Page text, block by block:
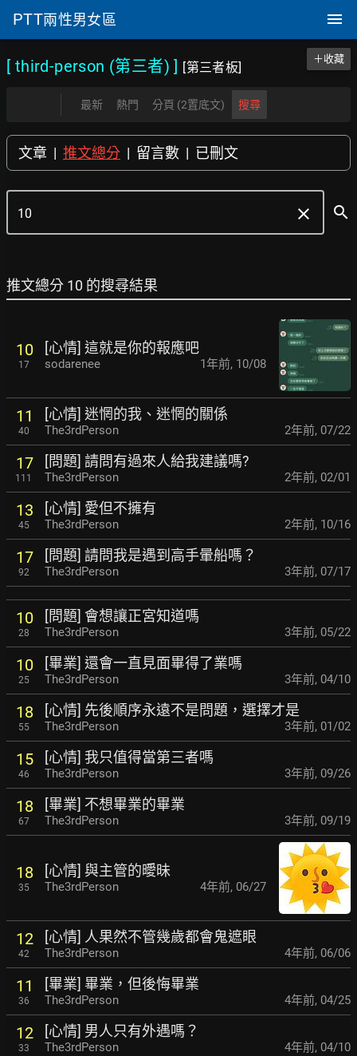
PTT兩性男女區
[ third-person (第三者) ] [第三者板]
＋收藏
最新 熱門 分頁 (2置底文) 搜尋
文章 | 推文總分 | 留言數 | 已刪文
clear search
推文總分 10 的搜尋結果
10
17
[心情] 這就是你的報應吧
sodarenee 1年前, 10/08
11
40
[心情] 迷惘的我、迷惘的關係
The3rdPerson 2年前, 07/22
17
111
[問題] 請問有過來人給我建議嗎?
The3rdPerson 2年前, 02/01
13
45
[心情] 愛但不擁有
The3rdPerson 2年前, 10/16
17
92
[問題] 請問我是遇到高手暈船嗎？
The3rdPerson 3年前, 07/17
10
28
[問題] 會想讓正宮知道嗎
The3rdPerson 3年前, 05/22
10
25
[畢業] 還會一直見面畢得了業嗎
The3rdPerson 3年前, 04/10
18
55
[心情] 先後順序永遠不是問題，選擇才是
The3rdPerson 3年前, 01/02
15
46
[心情] 我只值得當第三者嗎
The3rdPerson 3年前, 09/26
18
67
[畢業] 不想畢業的畢業
The3rdPerson 3年前, 09/19
18
35
[心情] 與主管的曖昧
The3rdPerson 4年前, 06/27
12
42
[心情] 人果然不管幾歲都會鬼遮眼
The3rdPerson 4年前, 06/06
11
36
[畢業] 畢業，但後悔畢業
The3rdPerson 4年前, 04/25
12
33
[心情] 男人只有外遇嗎？
The3rdPerson 4年前, 04/10